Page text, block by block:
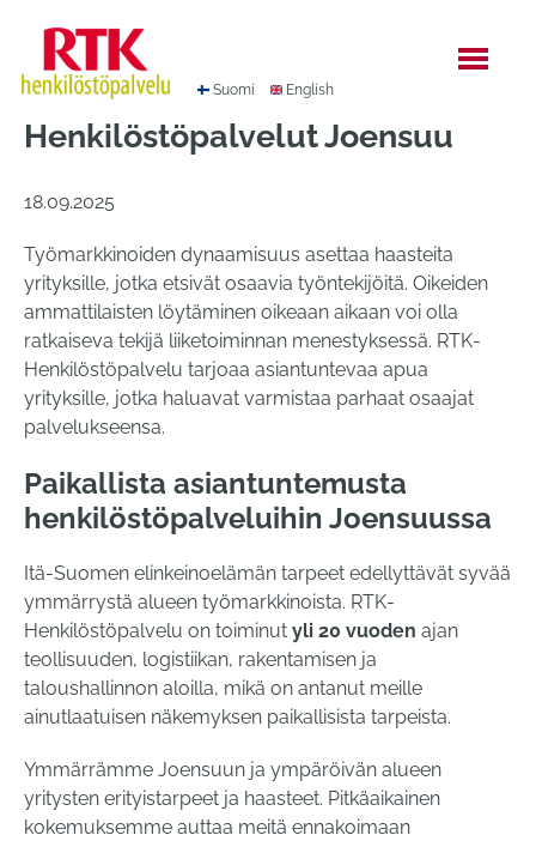
sisältöön
Suomi English
Henkilöstöpalvelut Joensuu
18.09.2025
Työmarkkinoiden dynaamisuus asettaa haasteita
yrityksille, jotka etsivät osaavia työntekijöitä. Oikeiden
ammattilaisten löytäminen oikeaan aikaan voi olla
ratkaiseva tekijä liiketoiminnan menestyksessä. RTK-
Henkilöstöpalvelu tarjoaa asiantuntevaa apua
yrityksille, jotka haluavat varmistaa parhaat osaajat
palvelukseensa.
Paikallista asiantuntemusta
henkilöstöpalveluihin Joensuussa
Itä-Suomen elinkeinoelämän tarpeet edellyttävät syvää
ymmärrystä alueen työmarkkinoista. RTK-
Henkilöstöpalvelu on toiminut yli 20 vuoden ajan
teollisuuden, logistiikan, rakentamisen ja
taloushallinnon aloilla, mikä on antanut meille
ainutlaatuisen näkemyksen paikallisista tarpeista.
Ymmärrämme Joensuun ja ympäröivän alueen
yritysten erityistarpeet ja haasteet. Pitkäaikainen
kokemuksemme auttaa meitä ennakoimaan